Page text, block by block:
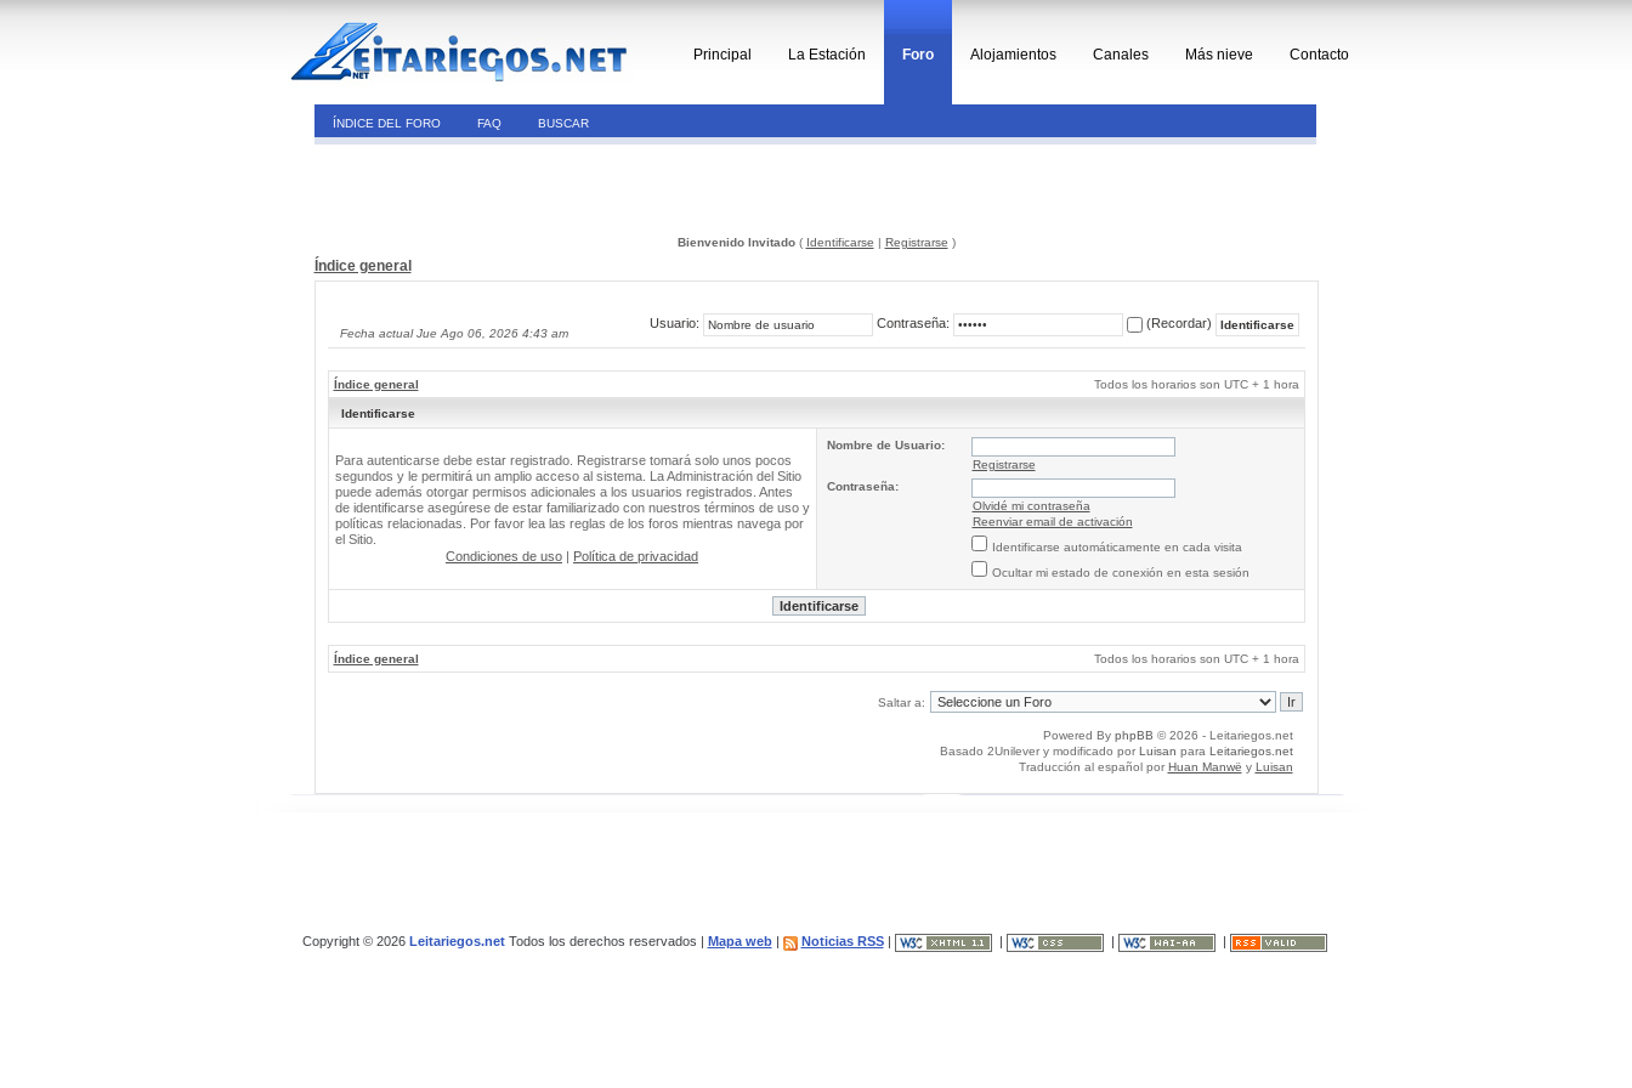
Principal La Estación Foro Alojamientos Canales Más nieve Contacto
ÍNDICE DEL FORO FAQ BUSCAR
Bienvenido Invitado( Identificarse | Registrarse )
Índice general
Fecha actual Jue Ago 06, 2026 4:43 am
Usuario: Contraseña: (Recordar)
Índice general Todos los horarios son UTC + 1 hora
Identificarse
Para autenticarse debe estar registrado. Registrarse tomará solo unos pocos
segundos y le permitirá un amplio acceso al sistema. La Administración del Sitio
puede además otorgar permisos adicionales a los usuarios registrados. Antes
de identificarse asegúrese de estar familiarizado con nuestros términos de uso y
políticas relacionadas. Por favor lea las reglas de los foros mientras navega por
el Sitio.
Condiciones de uso | Política de privacidad
Nombre de Usuario:
Registrarse
Contraseña:
Olvidé mi contraseña
Reenviar email de activación
Identificarse automáticamente en cada visita
Ocultar mi estado de conexión en esta sesión
Índice general Todos los horarios son UTC + 1 hora
Saltar a:
Powered By phpBB © 2026 - Leitariegos.net
Basado 2Unilever y modificado por Luisan para Leitariegos.net
Traducción al español por Huan Manwë y Luisan
Copyright © 2026 Leitariegos.netTodos los derechos reservados | Mapa web| Noticias RSS|